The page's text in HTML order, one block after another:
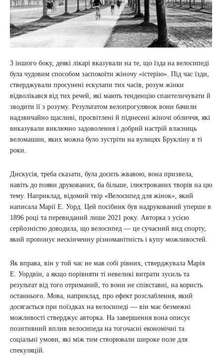
З іншого боку, деякі лікарі вказували на те, що їзда на велосипеді
була чудовим способом заспокоїти жіночу «істерію». Під час їзди,
стверджували просунені ескулапи тих часів, розум жінки
відволікався від тих речей, які мають тенденцію спантеличувати й
зводити її з розуму. Результатом велопрогулянок вони бачили
надзвичайно щасливі, просвітлені й піднесені жіночі обличчя, які
виказували виключно задоволення і добрий настрій власниць
веломашин, яких можна було зустріти на вулицях Брукліну в ті
роки.
Дискусія, треба сказати, була досить жвавою, вона призвела,
навіть до появи друкованих, ба більше, ілюстрованих творів на цю
тему. Наприклад, відомий твір «Велосипед для жінок», який
написала Марії Е. Уорд. Цей посібник був надрукований уперше в
1896 році та перевиданий лише 2021 року. Авторка з усією
серйозністю доводила, що велосипед — це сучасний вид спорту,
який пропонує нескінченну різноманітність і купу можливостей.
Як вправа, він у той час не мав собі рівних, стверджувала Марія
Е. Уордвін, а якщо порівняти ті невеликі витрати зусиль та
результат від того отриманий, то вони не співставні, на користь
останнього. Мова, наприклад, про ефект розслаблення, який
досягається при поїздках на велосипеді — він має безмежні
можливості стверджує авторка. На завершення вона описує
позитивний вплив велосипеда на тогочасні економічні та
соціальні умови, які між тим створювали широке поле для
спекуляцій.